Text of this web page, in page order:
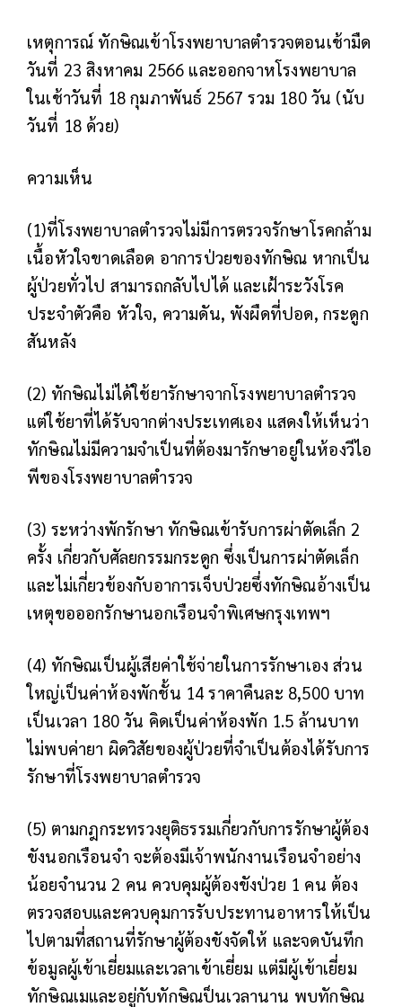
เหตุการณ์ ทักษิณเข้าโรงพยาบาลตำรวจตอนเช้ามืด
วันที่ 23 สิงหาคม 2566 และออกจาหโรงพยาบาล
ในเช้าวันที่ 18 กุมภาพันธ์ 2567 รวม 180 วัน (นับ
วันที่ 18 ด้วย)
ความเห็น
(1)ที่โรงพยาบาลตำรวจไม่มีการตรวจรักษาโรคกล้าม
เนื้อหัวใจขาดเลือด อาการป่วยของทักษิณ หากเป็น
ผู้ป่วยทั่วไป สามารถกลับไปได้ และเฝ้าระวังโรค
ประจำตัวคือ หัวใจ, ความดัน, พังผืดที่ปอด, กระดูก
สันหลัง
(2) ทักษิณไม่ได้ใช้ยารักษาจากโรงพยาบาลตำรวจ
แต่ใช้ยาที่ได้รับจากต่างประเทศเอง แสดงให้เห็นว่า
ทักษิณไม่มีความจำเป็นที่ต้องมารักษาอยู่ในห้องวีไอ
พีของโรงพยาบาลตำรวจ
(3) ระหว่างพักรักษา ทักษิณเข้ารับการผ่าตัดเล็ก 2
ครั้ง เกี่ยวกับศัลยกรรมกระดูก ซึ่งเป็นการผ่าตัดเล็ก
และไม่เกี่ยวข้องกับอาการเจ็บป่วยซึ่งทักษิณอ้างเป็น
เหตุขอออกรักษานอกเรือนจำพิเศษกรุงเทพฯ
(4) ทักษิณเป็นผู้เสียค่าใช้จ่ายในการรักษาเอง ส่วน
ใหญ่เป็นค่าห้องพักชั้น 14 ราคาคืนละ 8,500 บาท
เป็นเวลา 180 วัน คิดเป็นค่าห้องพัก 1.5 ล้านบาท
ไม่พบค่ายา ผิดวิสัยของผู้ป่วยที่จำเป็นต้องได้รับการ
รักษาที่โรงพยาบาลตำรวจ
(5) ตามกฎกระทรวงยุติธรรมเกี่ยวกับการรักษาผู้ต้อง
ขังนอกเรือนจำ จะต้องมีเจ้าพนักงานเรือนจำอย่าง
น้อยจำนวน 2 คน ควบคุมผู้ต้องขังป่วย 1 คน ต้อง
ตรวจสอบและควบคุมการรับประทานอาหารให้เป็น
ไปตามที่สถานที่รักษาผู้ต้องขังจัดให้ และจดบันทึก
ข้อมูลผู้เข้าเยี่ยมและเวลาเข้าเยี่ยม แต่มีผู้เข้าเยี่ยม
ทักษิณเมและอยู่กับทักษิณป็นเวลานาน พบทักษิณ